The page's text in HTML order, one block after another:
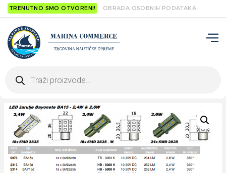
TRENUTNO SMO OTVORENI! OBRADA OSOBNIH PODATAKA
search